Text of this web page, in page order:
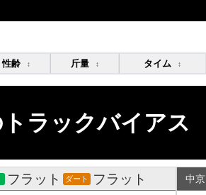
性齢 ↕ 斤量 ↕ タイム ↕
ラックバイアス
フラット ダート フラット 中京